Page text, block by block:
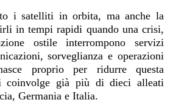
i satelliti in orbita, ma anche la
in tempi rapidi quando una crisi,
ostile interrompono servizi
sorveglianza e operazioni
proprio per ridurre questa
coinvolge già più di dieci alleati
Germania e Italia.